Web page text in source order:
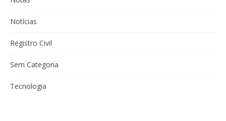
Notícias
Registro Civil
Sem Categoria
Tecnologia